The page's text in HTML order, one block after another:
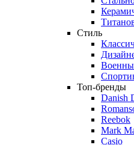
Стиль
Топ-бренды
Danish
Reebok
Mark
Casio